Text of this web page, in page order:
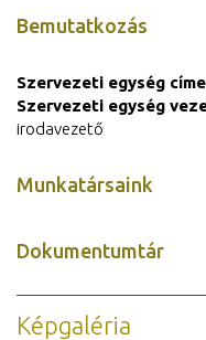
Bemutatkozás
Szervezeti egység
Szervezeti egység
irodavezető
Munkatársaink
Dokumentumtár
Képgaléria